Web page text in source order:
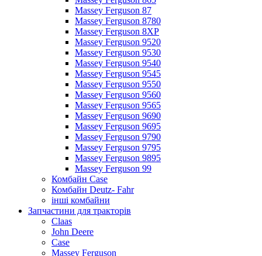
Massey Ferguson 87
Massey Ferguson 8780
Massey Ferguson 8XP
Massey Ferguson 9520
Massey Ferguson 9530
Massey Ferguson 9540
Massey Ferguson 9545
Massey Ferguson 9550
Massey Ferguson 9560
Massey Ferguson 9565
Massey Ferguson 9690
Massey Ferguson 9695
Massey Ferguson 9790
Massey Ferguson 9795
Massey Ferguson 9895
Massey Ferguson 99
Комбайн Case
Комбайн Deutz- Fahr
інші комбайни
Запчастини для тракторів
Claas
John Deere
Case
Massey Ferguson